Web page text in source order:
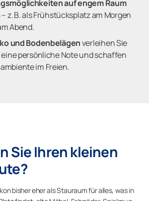
auf engem Raum
– z. B. als Frühstücksplatz am Morgen
Abend.
und Bodenbelägenverleihen Sie
persönliche Note und schaffen
im Freien.
Sie Ihren kleinen
bisher eher als Stauraum für alles, was in